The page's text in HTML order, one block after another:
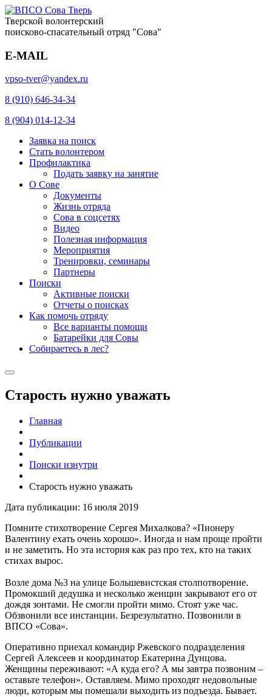
Тверской волонтерский
поисково-спасательный отряд "Сова"
E-MAIL
vpso-tver@yandex.ru
8 (910) 646-34-34
8 (904) 014-12-34
Заявка на поиск
Стать волонтером
Профилактика
Подать заявку на занятие
О Сове
Документы
Жизнь отряда
Сова в соцсетях
Видео
Полезная информация
Мероприятия
Тренировки, семинары
Партнеры
Поиски
Активные поиски
Отчеты о поисках
Как помочь отряду
Все варианты помощи
Батарейки для Совы
Собираетесь в лес?
Старость нужно уважать
Главная
Публикации
Поиски изнутри
Старость нужно уважать
Дата публикации: 16 июля 2019
Помните стихотворение Сергея Михалкова? «Пионеру
Валентину ехать очень хорошо». Иногда и нам проще пройти
и не заметить. Но эта история как раз про тех, кто на таких
стихах вырос.
Возле дома №3 на улице Большевистская столпотворение.
Промокший дедушка и несколько женщин закрывают его от
дождя зонтами. Не смогли пройти мимо. Стоят уже час.
Обзвонили все инстанции. Безрезультатно. Позвонили в
ВПСО «Сова».
Оперативно приехал командир Ржевского подразделения
Сергей Алексеев и координатор Екатерина Дунцова.
Женщины переживают: «А куда его? А мы завтра позвоним –
оставьте телефон». Оставляем. Мимо проходят недовольные
люди, которым мы помешали выходить из подъезда. Бывает.